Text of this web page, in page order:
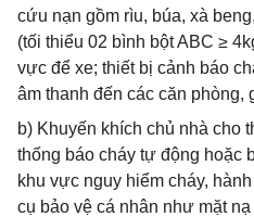
cứu nạn gồm rìu, búa, xà
(tối thiểu 02 bình bột ABC ≥
vực để xe; thiết bị cảnh báo
âm thanh đến các căn phòng,
b) Khuyến khích chủ nhà cho
thống báo cháy tự động hoặc
khu vực nguy hiểm cháy,
cụ bảo vệ cá nhân như mặt